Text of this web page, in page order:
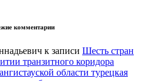
комментарии
к записи Шесть стран
транзитного коридора
области турецкая